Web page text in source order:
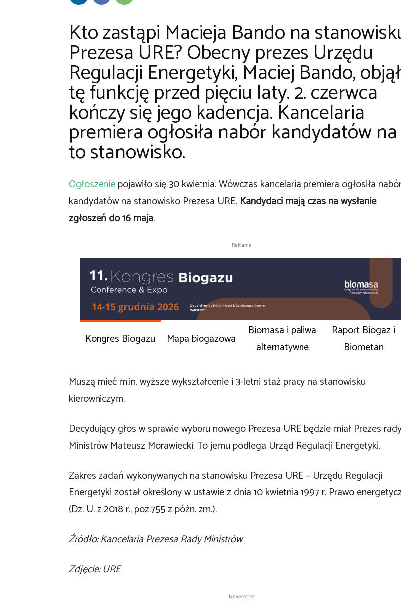
Kto zastąpi Macieja Bando na
Prezesa URE? Obecny prezes Urzędu
Regulacji Energetyki, Maciej Bando, objął
tę funkcję przed pięciu laty. 2. czerwca
kończy się jego kadencja. Kancelaria
premiera ogłosiła nabór kandydatów na
to stanowisko.
Ogłoszeniepojawiło się 30 kwietnia. Wówczas kancelaria premiera ogłosiła nabór
kandydatów na stanowisko Prezesa URE. Kandydaci mają czas na wysłanie
zgłoszeń do 16 maja.
Reklama
Kongres Biogazu Mapa biogazowa
Biomasa i paliwa
alternatywne
Raport Biogaz i
Biometan
Muszą mieć m.in. wyższe wykształcenie i 3-letni staż pracy na stanowisku
kierowniczym.
Decydujący głos w sprawie wyboru nowego Prezesa URE będzie miał Prezes rady
Ministrów Mateusz Morawiecki. To jemu podlega Urząd Regulacji Energetyki.
Zakres zadań wykonywanych na stanowisku Prezesa URE – Urzędu Regulacji
Energetyki został określony w ustawie z dnia 10 kwietnia 1997 r. Prawo
(Dz. U. z 2018 r., poz.755 z późn. zm.).
Źródło: Kancelaria Prezesa Rady Ministrów
Zdjęcie: URE
Newsletter